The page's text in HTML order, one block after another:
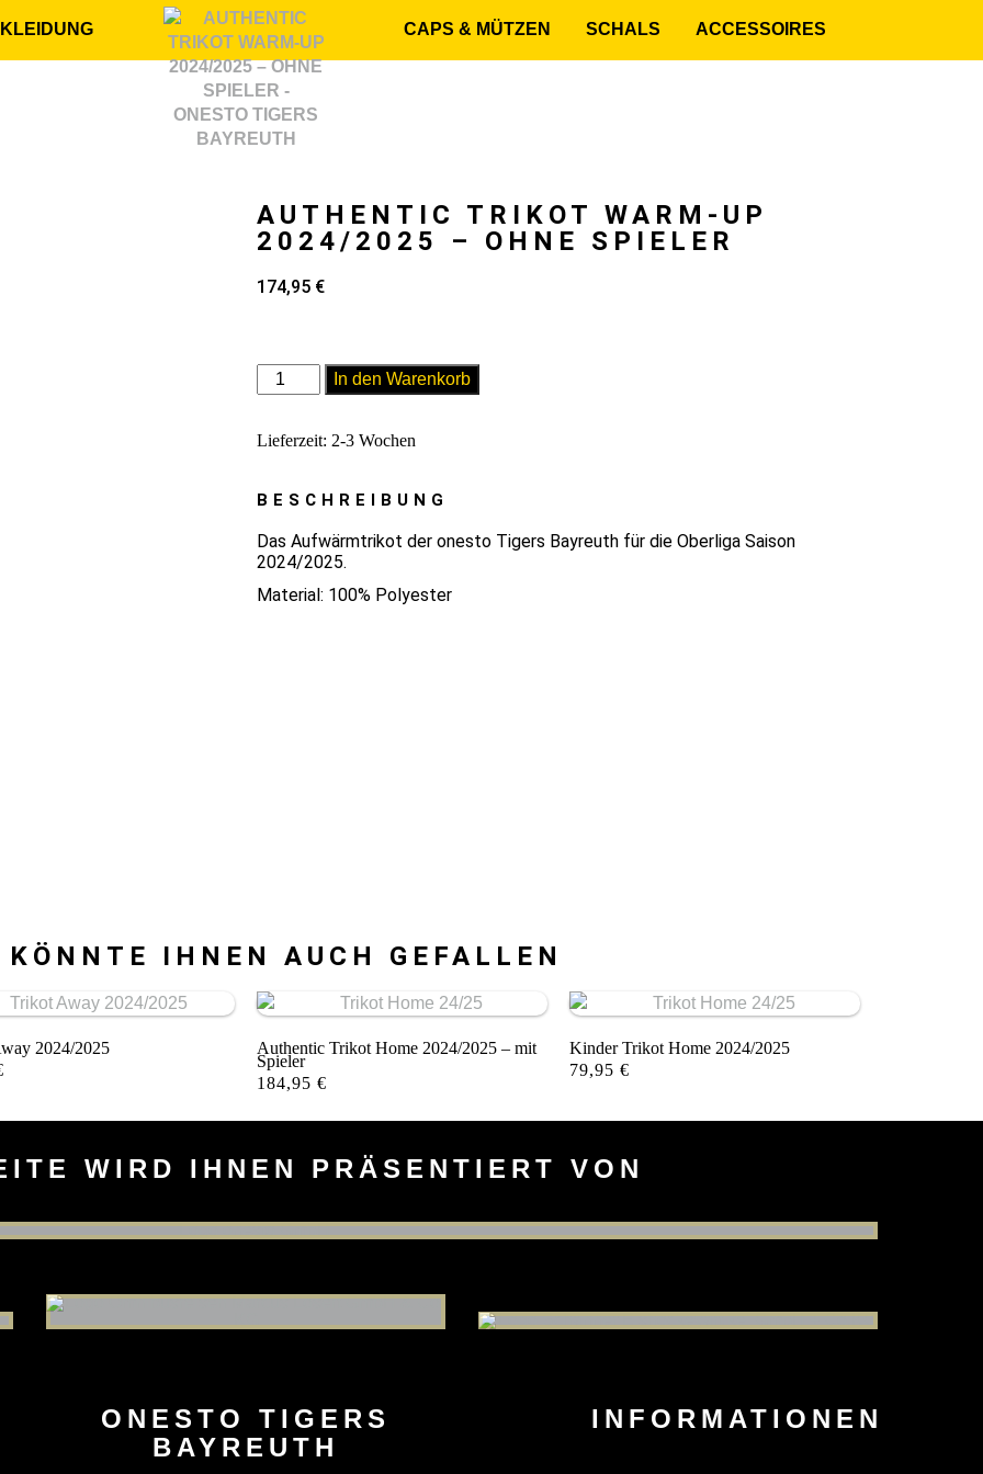
CAPS & MÜTZEN SCHALS ACCESSOIRES
AUTHENTIC TRIKOT WARM-UP
2024/2025 – OHNE SPIELER
174,95 €
In den Warenkorb
Lieferzeit: 2-3 Wochen
BESCHREIBUNG
Das Aufwärmtrikot der onesto Tigers Bayreuth für die Oberliga Saison
2024/2025.
Material: 100% Polyester
KÖNNTE IHNEN AUCH GEFALLEN
2024/2025
Authentic Trikot Home 2024/2025 – mit
Spieler
184,95 €
Kinder Trikot Home 2024/2025
79,95 €
WIRD IHNEN PRÄSENTIERT VON
ONESTO TIGERS
BAYREUTH
INFORMATIONEN